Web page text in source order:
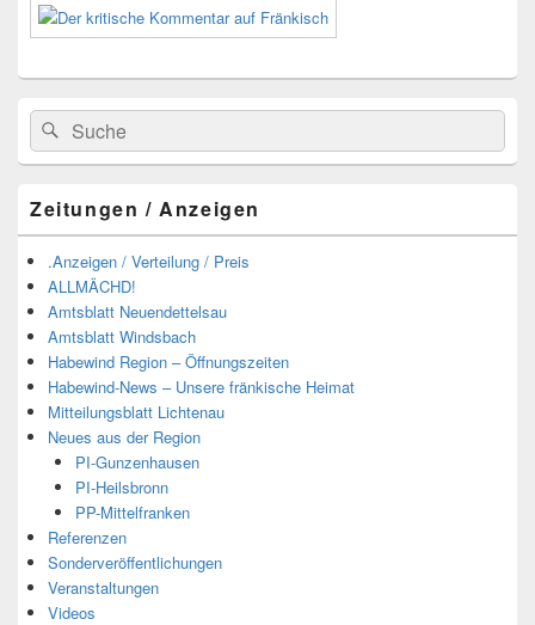
Suchen
nach:
Suchen
Zeitungen / Anzeigen
.Anzeigen / Verteilung / Preis
ALLMÄCHD!
Amtsblatt Neuendettelsau
Amtsblatt Windsbach
Habewind Region – Öffnungszeiten
Habewind-News – Unsere fränkische Heimat
Mitteilungsblatt Lichtenau
Neues aus der Region
PI-Gunzenhausen
PI-Heilsbronn
PP-Mittelfranken
Referenzen
Sonderveröffentlichungen
Veranstaltungen
Videos